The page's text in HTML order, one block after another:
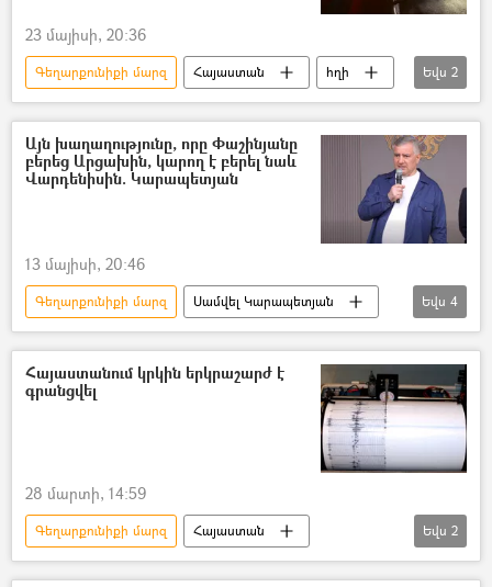
23 մայիսի, 20:36
Գեղարքունիքի մարզ Հայաստան
հղի
Մահ
ամուսին
Եվս 2
Այն խաղաղությունը, որը Փաշինյանը
բերեց Արցախին, կարող է բերել նաև
Վարդենիսին. Կարապետյան
13 մայիսի, 20:46
Գեղարքունիքի մարզ
Սամվել Կարապետյան
քարոզարշավ
Ընտրություններ
Ազգային ժողովի ընտրություններ
«Ուժեղ Հայաստան» կուսակցություն
Եվս 4
Հայաստանում կրկին երկրաշարժ է
գրանցվել
28 մարտի, 14:59
Գեղարքունիքի մարզ
Հայաստան
Երկրաշարժ
Մարտունի
Եվս 2